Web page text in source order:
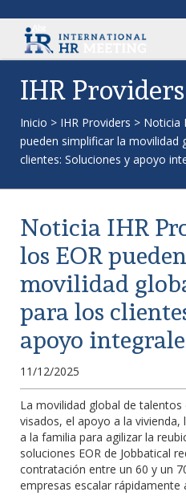
IHR Providers
Inicio > IHR Providers > Noticia
pueden simplificar la movilidad
clientes: Soluciones y apoyo
Noticia IHR
los EOR
movilidad
para los
apoyo
11/12/2025
La movilidad global de
visados, el apoyo a la
a la familia para agilizar la
soluciones EOR de Jobbatical
contratación entre un 60 y un
empresas escalar rápidamente